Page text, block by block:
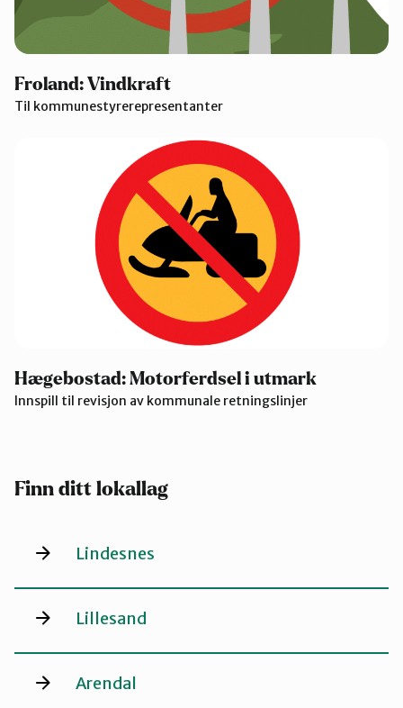
Froland: Vindkraft
Til kommunestyrerepresentanter
Hægebostad: Motorferdsel i utmark
Innspill til revisjon av kommunale retningslinjer
Finn ditt lokallag
Lindesnes
Lillesand
Arendal